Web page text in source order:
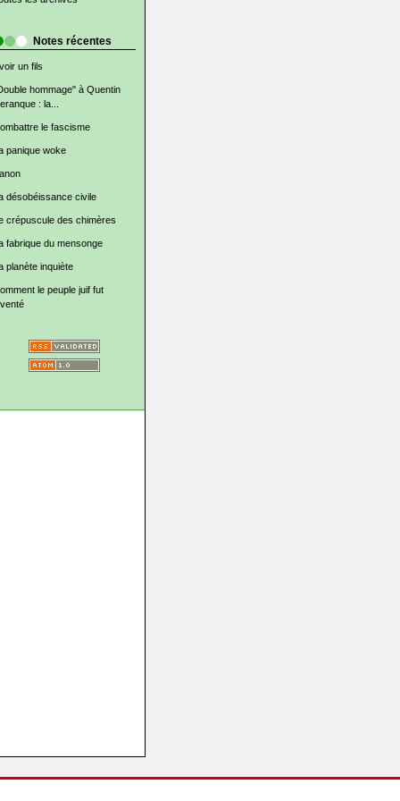
Notes récentes
un fils
hommage" à Quentin
: la...
le fascisme
panique woke
désobéissance civile
crépuscule des chimères
fabrique du mensonge
planète inquiète
le peuple juif fut